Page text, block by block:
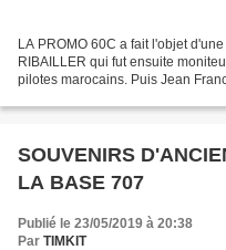
LA PROMO 60C a fait l'objet
RIBAILLER qui fut ensuite
pilotes marocains. Puis Jean
SOUVENIRS
LA BASE 707
Publié le 23/05/2019 à 20:38
Par TIMKIT